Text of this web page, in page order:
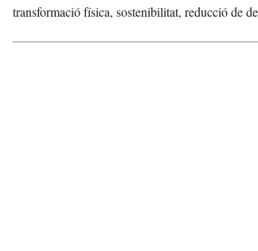
transformació física, sostenibilitat, reducció de